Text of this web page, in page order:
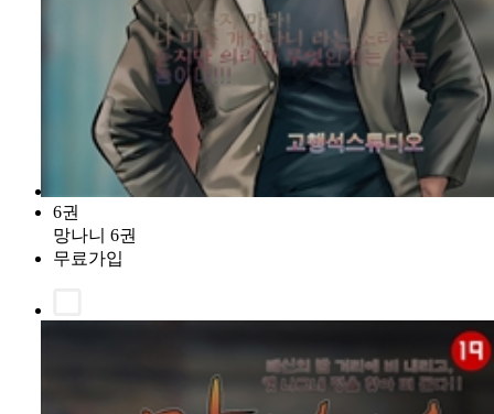
6권
망나니 6권
무료가입